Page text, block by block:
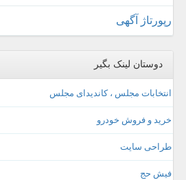
رپورتاژ آگهی
دوستان لینک بگیر
انتخابات مجلس ، کاندیدای مجلس
خرید و فروش خودرو
طراحی سایت
فیش حج